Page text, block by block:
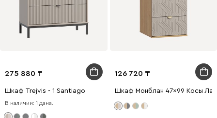
275 880
Шкаф Trejvis - 1 Santiago
В наличии: 1 дана.
126 720
Шкаф Монблан 47x99 Косы